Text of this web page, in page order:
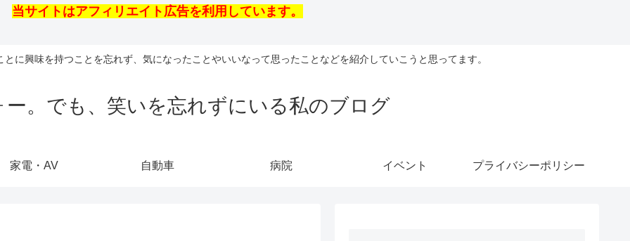
当サイトはアフィリエイト広告を利用しています。
に興味を持つことを忘れず、気になったことやいいなって思ったことなどを紹介していこうと思ってます。
ー。でも、笑いを忘れずにいる私のブログ
家電・AV 自動車 病院 イベント プライバシーポリシー